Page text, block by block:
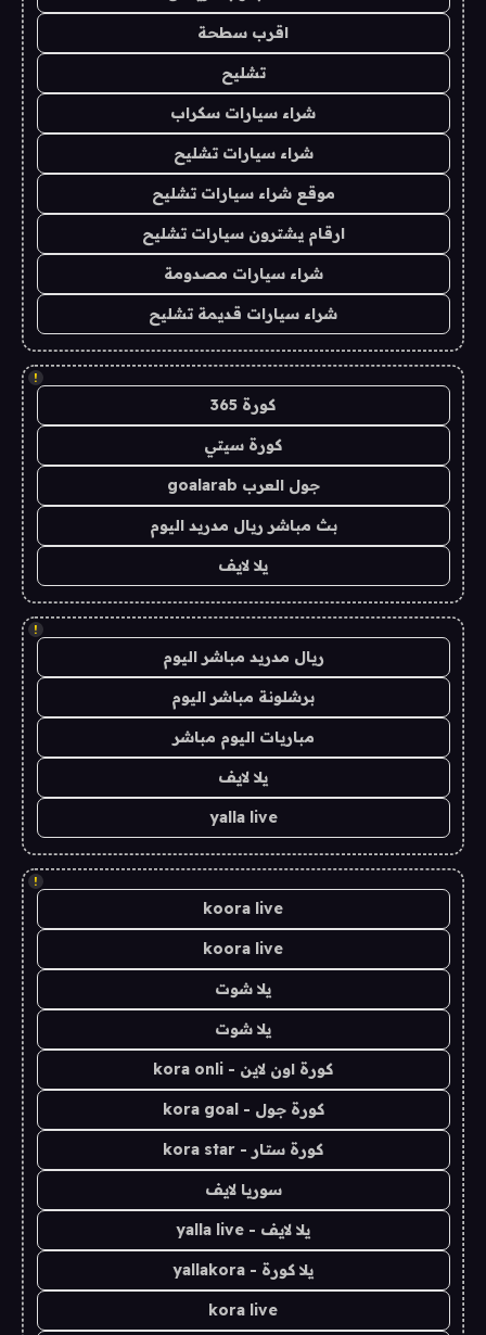
اقرب سطحة
تشليح
شراء سيارات سكراب
شراء سيارات تشليح
موقع شراء سيارات تشليح
ارقام يشترون سيارات تشليح
شراء سيارات مصدومة
شراء سيارات قديمة تشليح
!
كورة 365
كورة سيتي
جول العرب goalarab
بث مباشر ريال مدريد اليوم
يلا لايف
!
ريال مدريد مباشر اليوم
برشلونة مباشر اليوم
مباريات اليوم مباشر
يلا لايف
yalla live
!
koora live
koora live
يلا شوت
يلا شوت
كورة اون لاين - kora onli
كورة جول - kora goal
كورة ستار - kora star
سوريا لايف
يلا لايف - yalla live
يلا كورة - yallakora
kora live